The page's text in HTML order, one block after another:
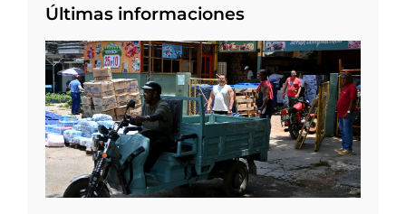
Últimas informaciones